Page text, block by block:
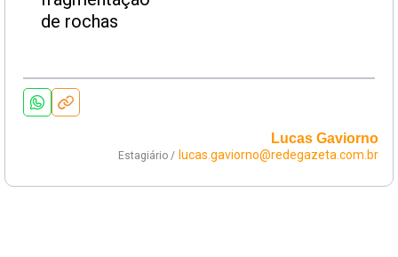
Lucas Gaviorno
Estagiário / lucas.gaviorno@redegazeta.com.br